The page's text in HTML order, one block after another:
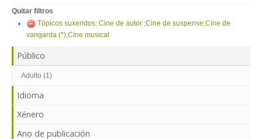
Quitar filtros
Tópicos suxeridos: Cine de autor ;Cine de suspense;Cine de
vangarda (*);Cine musical
Público
Adulto (1)
Idioma
Xénero
Ano de publicación